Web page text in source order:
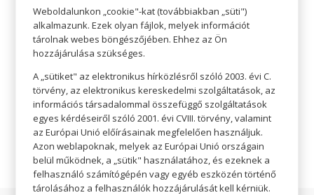
 +36 1 371-06-91
 Nincs megadva
 Weboldal
Weboldalunkon „cookie"-kat (továbbiakban „süti")
alkalmazunk. Ezek olyan fájlok, melyek információt
tárolnak webes böngészőjében. Ehhez az Ön
hozzájárulása szükséges.
A „sütiket" az elektronikus hírközlésről szóló 2003. évi C.
törvény, az elektronikus kereskedelmi szolgáltatások, az
információs társadalommal összefüggő szolgáltatások
egyes kérdéseiről szóló 2001. évi CVIII. törvény, valamint
az Európai Unió előírásainak megfelelően használjuk.
Azon weblapoknak, melyek az Európai Unió országain
belül működnek, a „sütik" használatához, és ezeknek a
felhasználó számítógépén vagy egyéb eszközén történő
tárolásához a felhasználók hozzájárulását kell kérniük.